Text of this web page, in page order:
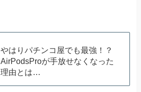
やはりパチンコ屋でも最強！？
AirPodsProが手放せなくなった
理由とは…